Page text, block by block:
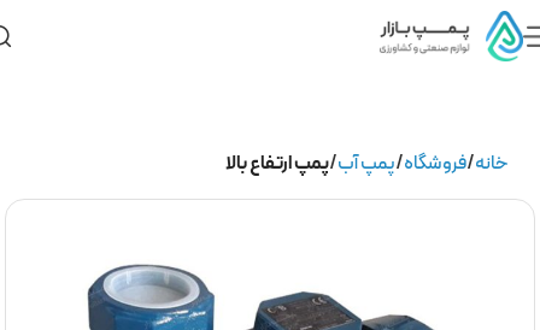
خانه فروشگاه پمپ آب پمپ ارتفاع بالا